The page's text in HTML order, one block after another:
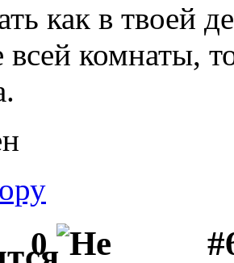
как в твоей
всей комнаты,
0